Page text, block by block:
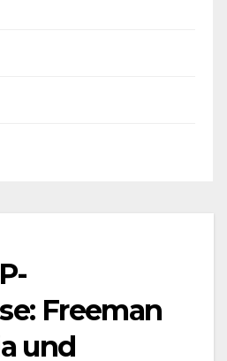
Freeman
und